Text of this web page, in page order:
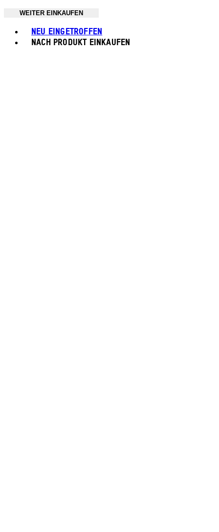
WEITER EINKAUFEN
NEU EINGETROFFEN
NACH PRODUKT EINKAUFEN